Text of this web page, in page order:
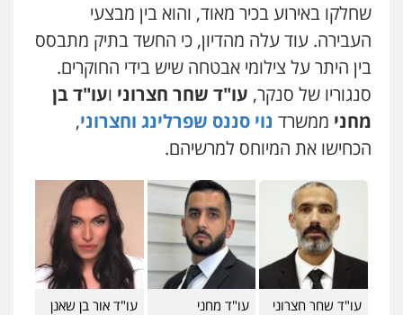
שחלקו באירוע בכיר מאוד, והוא בין מבצעי
העבירה. עוד עלה מהדיון, כי החשד בתיק מתבסס
בין היתר על צילומי אבטחה שיש בידי החוקרים.
סנגוריו של סנקר, עו"ד שחר חצרוני ועו"ד בן
מחני ממשרד נוי סננס שפרלינג וחצרוני,
הכחישו את המיוחס למרשיהם.
עו"ד שחר חצרוני עו"ד מחני עו"ד אור בן שאנן
עו"ד אייל אביטל
פלילי פשיעה חמורה מעצרים וחקירות
0544712201
עו"ד רונן בנדל
0524282442
כבריאן, מזר – משרד עורכי דין
פלילי מעצרים וחקירות
0543986802